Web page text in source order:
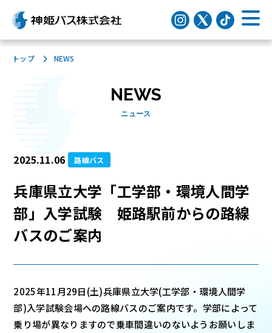
トップ NEWS
NEWS
ニュース
2025.11.06 路線バス
兵庫県立大学「工学部・環境人間学
部」入学試験 姫路駅前からの路線
バスのご案内
2025年11月29日(土)兵庫県立大学(工学部・環境人間学
部)入学試験会場への路線バスのご案内です。学部によって
乗り場が異なりますので乗車間違いのないようお願いしま